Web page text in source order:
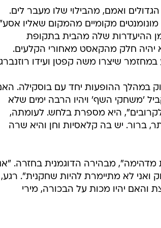
ואמם, מהבילוי שלו מעבר לים.
מקומיים מהמקום שאליו אסע".
יהיה חלק מהקאסט מאחורי הקלעים.
שיצרו משה קפטן ועידו רוזנברג.
במהלך ההופעות יחד עם בוסקילה. האם